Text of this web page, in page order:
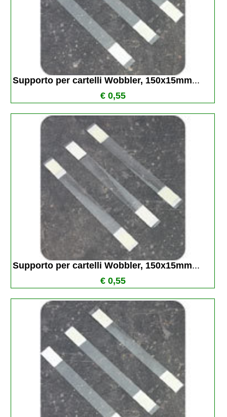
Supporto per cartelli Wobbler, 150x15mm...
€ 0,55
Supporto per cartelli Wobbler, 150x15mm...
€ 0,55